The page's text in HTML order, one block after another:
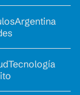
Argentina
Tecnología